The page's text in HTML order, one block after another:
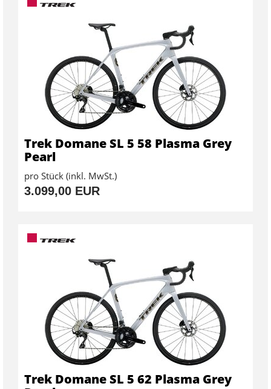
Trek Domane SL 5 58 Plasma Grey
Pearl
pro Stück (inkl. MwSt.)
3.099,00 EUR
Trek Domane SL 5 62 Plasma Grey